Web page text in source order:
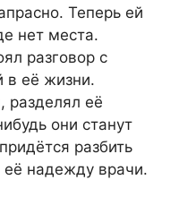
Теперь ей
нет места.
разговор с
её жизни.
разделял её
они станут
разбить
её надежду врачи.